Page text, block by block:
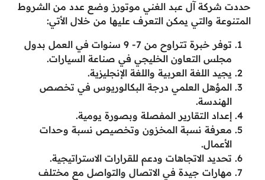
حددت شركة آل عبد الغني موتورز وضع عدد من الشروط
المتنوعة والتي يمكن التعرف عليها من خلال الأتي:
توفر خبرة تتراوح من 7- 9 سنوات في العمل بدول
مجلس التعاون الخليجي في صناعة السيارات.
يجيد اللغة العربية واللغة الإنجليزية.
المؤهل العلمي درجة البكالوريوس في تخصص
الهندسة.
إعداد التقارير المفصلة وبصورة يومية.
معرفة نسبة المخزون وتخصيص نسبة وحدات
الأعمال.
تحديد الاتجاهات ودعم للقرارات الاستراتيجية.
مهارات جيدة في الاتصال والتواصل مع مختلف